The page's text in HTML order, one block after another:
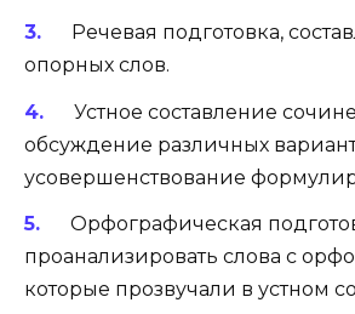
Речевая подготовка,
опорных слов.
Устное составление
обсуждение различных
усовершенствование
Орфографическая
проанализировать слова с
которые прозвучали в устном